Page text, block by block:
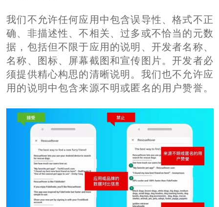
我们不允许任何应用中包含误导性、格式不正
确、非描述性、不相关、过多或不恰当的元数
据，包括但不限于应用的说明、开发者名称、
名称、图标、屏幕截图和宣传图片。开发者必
须提供精心构思的清晰说明。我们也不允许应
用的说明中包含来源不明或匿名的用户赞誉。